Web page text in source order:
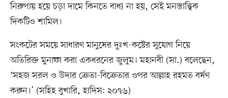
নিরুপায় হয়ে চড়া দামে কিনতে বাধ্য না হয়, সেই মনস্তাত্ত্বিক
দিকটিও শামিল।
সংকটের সময়ে সাধারণ মানুষের দুঃখ-কষ্টের সুযোগ নিয়ে
অতিরিক্ত মুনাফা করা একধরনের জুলুম। মহানবী (সা.) বলেছেন,
‘সহজ সরল ও উদার ক্রেতা-বিক্রেতার ওপর আল্লাহ রহমত বর্ষণ
করুন।’ (সহিহ বুখারি, হাদিস: ২০৭৬)